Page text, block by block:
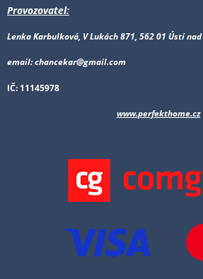
Provozovatel:
Lenka Karbulková, V Lukách 871, 562 01 Ústí
email: chancekar@gmail.com
IČ: 11145978
www.perfekthome.cz